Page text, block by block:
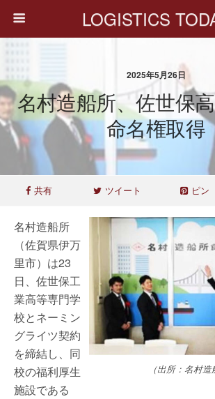
LOGISTICS
2025年5月26日
名村造船所、佐世保
命名権取得
共有 ツイート ピン
（出所：名村造
名村造船所
（佐賀県伊万
里市）は23
日、佐世保工
業高等専門学
校とネーミン
グライツ契約
を締結し、同
校の福利厚生
施設である